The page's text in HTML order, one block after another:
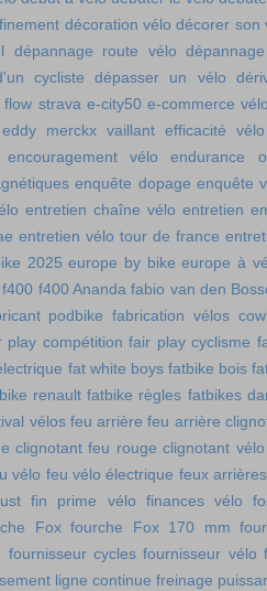
décoration vélo décorer son
dépannage route vélo
cycliste
dépasser un vélo
flow strava e-city50 e-commerce
eddy merckx vaillant efficacité vélo
encouragement vélo
endurance
enquête dopage enquête
entretien chaîne vélo entretien
entretien vélo tour de france
2025 europe by bike europe à
f400 f400 Ananda fabio van den
podbike fabrication vélos
play compétition fair play cyclisme
fat white boys fatbike bois
renault fatbike règles fatbikes
vélos feu arrière feu arrière
clignotant feu rouge clignotant vélo
vélo feu vélo électrique feux
fin prime vélo finances vélo
Fox fourche Fox 170 mm
fournisseur cycles fournisseur vélo
ligne continue freinage